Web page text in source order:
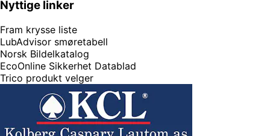
Nyttige linker
Fram krysse liste
LubAdvisor smøretabell
Norsk Bildelkatalog
EcoOnline Sikkerhet Datablad
Trico produkt velger